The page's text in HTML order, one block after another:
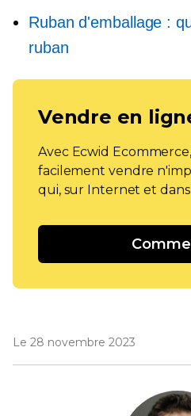
Ruban d'emballage :
ruban
Vendre en
Avec Ecwid
facilement vendre
qui, sur Internet et
Le 28 novembre 2023